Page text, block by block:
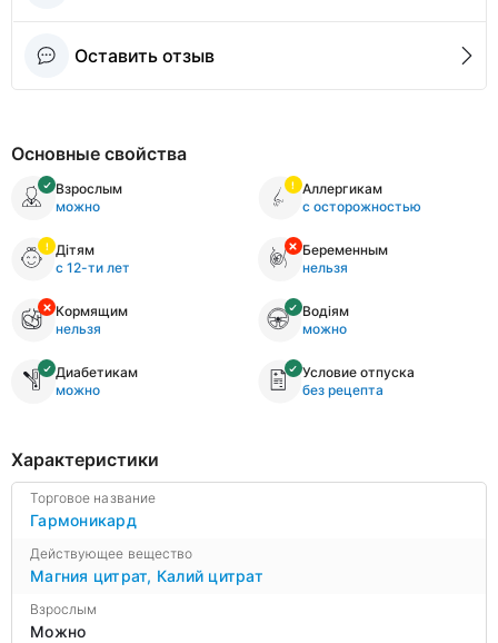
Оставить отзыв
Основные свойства
Взрослым
можно
Аллергикам
с осторожностью
Дітям
с 12-ти лет
Беременным
нельзя
Кормящим
нельзя
Водіям
можно
Диабетикам
можно
Условие отпуска
без рецепта
Характеристики
Торговое название
Гармоникард
Действующее вещество
Магния цитрат, Калий цитрат
Взрослым
Можно